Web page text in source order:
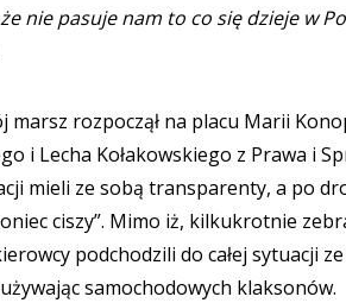
nie pasuje nam to co się dzieje w
marsz rozpoczął na placu Marii
i Lecha Kołakowskiego z Prawa i
mieli ze sobą transparenty, a po
ciszy”. Mimo iż, kilkukrotnie
podchodzili do całej sytuacji
samochodowych klaksonów.